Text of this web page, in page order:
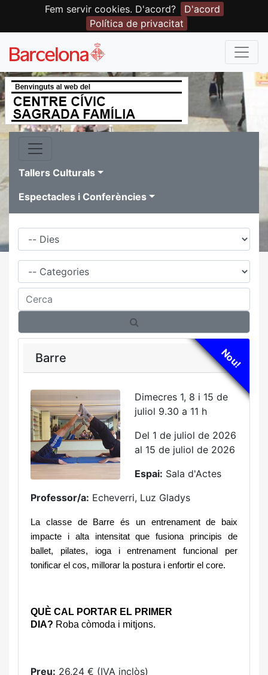
Fem servir cookies. D'acord?
D'acord
Política de privacitat
Tallers Culturals
Espectacles i Conferències
Dies
Família
Cerca
Nou!
Barre
Dimecres 1, 8 i 15 de
juliol 9.30 a 11 h
Del 1 de juliol de 2026
al 15 de juliol de 2026
Espai: Sala d'Actes
Professor/a: Echeverri, Luz Gladys
La classe de Barre és un entrenament de baix
impacte i alta intensitat que fusiona principis de
ballet, pilates, ioga i entrenament funcional per
tonificar el cos, millorar la postura i enfortir el core.
QUÈ CAL PORTAR EL PRIMER
DIA? Roba còmoda i mitjons.
Preu: 26,24 € (IVA inclòs)